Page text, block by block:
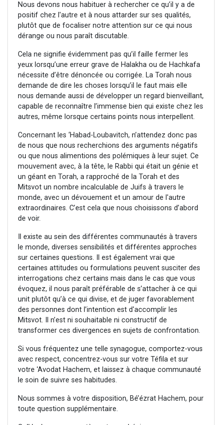
Nous devons nous habituer à rechercher ce qu’il y a de
positif chez l'autre et à nous attarder sur ses qualités,
plutôt que de focaliser notre attention sur ce qui nous
dérange ou nous paraît discutable.
Cela ne signifie évidemment pas qu’il faille fermer les
yeux lorsqu’une erreur grave de Halakha ou de Hachkafa
nécessite d’être dénoncée ou corrigée. La Torah nous
demande de dire les choses lorsqu’il le faut mais elle
nous demande aussi de développer un regard bienveillant,
capable de reconnaître l’immense bien qui existe chez les
autres, même lorsque certains points nous interpellent.
Concernant les ‘Habad-Loubavitch, n’attendez donc pas
de nous que nous recherchions des arguments négatifs
ou que nous alimentions des polémiques à leur sujet. Ce
mouvement avec, à la tête, le Rabbi qui était un génie et
un géant en Torah, a rapproché de la Torah et des
Mitsvot un nombre incalculable de Juifs à travers le
monde, avec un dévouement et un amour de l'autre
extraordinaires. C’est cela que nous choisissons d’abord
de voir.
Il existe au sein des différentes communautés à travers
le monde, diverses sensibilités et différentes approches
sur certaines questions. Il est également vrai que
certaines attitudes ou formulations peuvent susciter des
interrogations chez certains mais dans le cas que vous
évoquez, il nous paraît préférable de s’attacher à ce qui
unit plutôt qu’à ce qui divise, et de juger favorablement
des personnes dont l’intention est d'accomplir les
Mitsvot. Il n’est ni souhaitable ni constructif de
transformer ces divergences en sujets de confrontation.
Si vous fréquentez une telle synagogue, comportez-vous
avec respect, concentrez-vous sur votre Téfila et sur
votre 'Avodat Hachem, et laissez à chaque communauté
le soin de suivre ses habitudes.
Nous sommes à votre disposition, Bé’ézrat Hachem, pour
toute question supplémentaire.